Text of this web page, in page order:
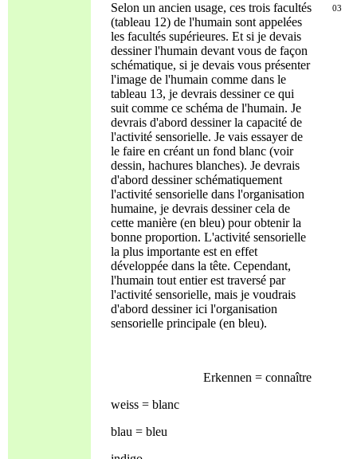
Selon un ancien usage, ces trois facultés
(tableau 12) de l'humain sont appelées
les facultés supérieures. Et si je devais
dessiner l'humain devant vous de façon
schématique, si je devais vous présenter
l'image de l'humain comme dans le
tableau 13, je devrais dessiner ce qui
suit comme ce schéma de l'humain. Je
devrais d'abord dessiner la capacité de
l'activité sensorielle. Je vais essayer de
le faire en créant un fond blanc (voir
dessin, hachures blanches). Je devrais
d'abord dessiner schématiquement
l'activité sensorielle dans l'organisation
humaine, je devrais dessiner cela de
cette manière (en bleu) pour obtenir la
bonne proportion. L'activité sensorielle
la plus importante est en effet
développée dans la tête. Cependant,
l'humain tout entier est traversé par
l'activité sensorielle, mais je voudrais
d'abord dessiner ici l'organisation
sensorielle principale (en bleu).
Erkennen = connaître
weiss = blanc
blau = bleu
03